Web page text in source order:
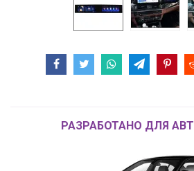
РАЗРАБОТАНО ДЛЯ